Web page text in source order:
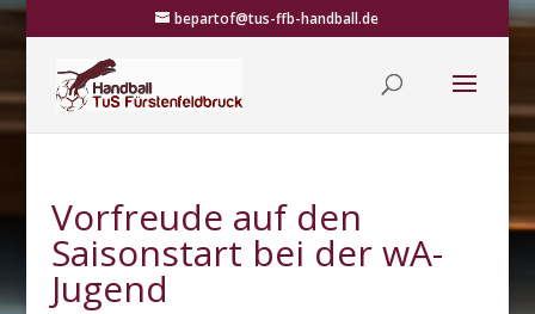
bepartof@tus-ffb-handball.de
Vorfreude auf den
Saisonstart bei der wA-
Jugend